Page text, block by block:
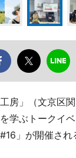
房」（文京区
学ぶトークイ
」が開催され